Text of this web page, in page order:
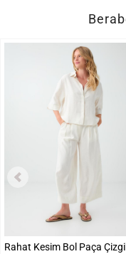
Rahat Kesim Bol Paça